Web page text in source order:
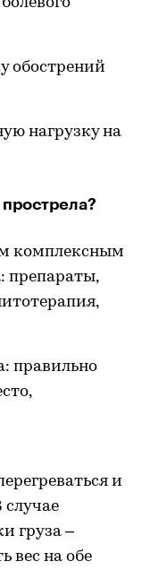
обострений
нагрузку на
прострела?
комплексным
препараты,
правильно
и
груза –
вес на обе